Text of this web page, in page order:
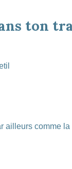
ton
ailleurs comme